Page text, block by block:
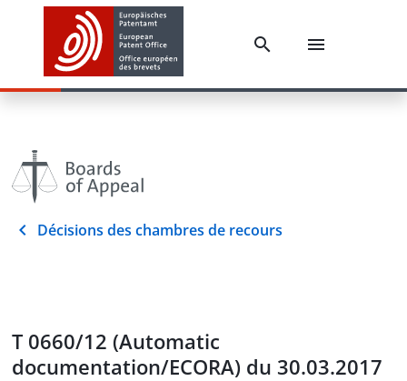
Décisions des chambres de recours
T 0660/12 (Automatic
documentation/ECORA) du 30.03.2017